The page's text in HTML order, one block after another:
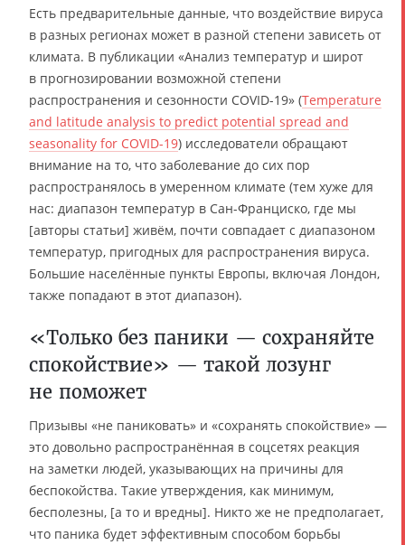
Есть предварительные данные, что воздействие вируса
в разных регионах может в разной степени зависеть от
климата. В публикации «Анализ температур и широт
в прогнозировании возможной степени
распространения и сезонности COVID-19» (Temperature
and latitude analysis to predict potential spread and
seasonality for COVID-19) исследователи обращают
внимание на то, что заболевание до сих пор
распространялось в умеренном климате (тем хуже для
нас: диапазон температур в Сан-Франциско, где мы
[авторы статьи] живём, почти совпадает с диапазоном
температур, пригодных для распространения вируса.
Большие населённые пункты Европы, включая Лондон,
также попадают в этот диапазон).
«Только без паники — сохраняйте
спокойствие» — такой лозунг
не поможет
Призывы «не паниковать» и «сохранять спокойствие» —
это довольно распространённая в соцсетях реакция
на заметки людей, указывающих на причины для
беспокойства. Такие утверждения, как минимум,
бесполезны, [а то и вредны]. Никто же не предполагает,
что паника будет эффективным способом борьбы